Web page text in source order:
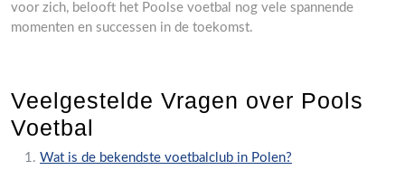
voor zich, belooft het Poolse voetbal nog vele spannende
momenten en successen in de toekomst.
Veelgestelde Vragen over Pools
Voetbal
Wat is de bekendste voetbalclub in Polen?